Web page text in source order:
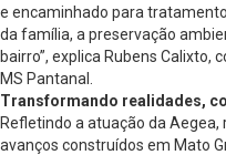
e encaminhado para
da família, a preservação
bairro”, explica Rubens Calixto,
MS Pantanal.
Transformando realidades,
Refletindo a atuação da
avanços construídos em Mato